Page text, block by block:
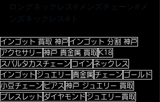
ロングネックレス #メンズチェーン #メ
ンズネックレス #ト
インゴット 買取 神戸 インゴット 分割 神戸
アクセサリー 神戸 貴金属 買取 K18
スパルタカスチェーン コイン ネックレス
インゴット ジュエリー 貴金属 チェーン ゴールド
小豆チェーン ピアス 神戸 ジュエリー 買取
ブレスレット ダイヤモンド ジュエリー買取